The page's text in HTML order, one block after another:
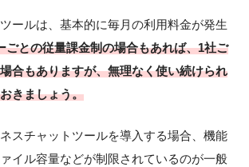
ールは、基本的に毎月の利用料金が発生
ごとの従量課金制の場合もあれば、1社ご
合もありますが、無理なく使い続けられ
きましょう。
スチャットツールを導入する場合、機能
イル容量などが制限されているのが一般